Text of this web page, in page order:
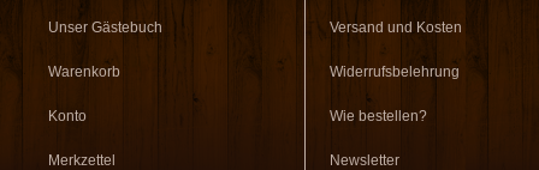
Unser Gästebuch
Warenkorb
Konto
Merkzettel
Versand und Kosten
Widerrufsbelehrung
Wie bestellen?
Newsletter